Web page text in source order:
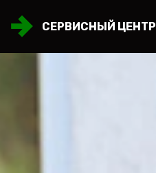
СЕРВИСНЫЙ ЦЕНТР